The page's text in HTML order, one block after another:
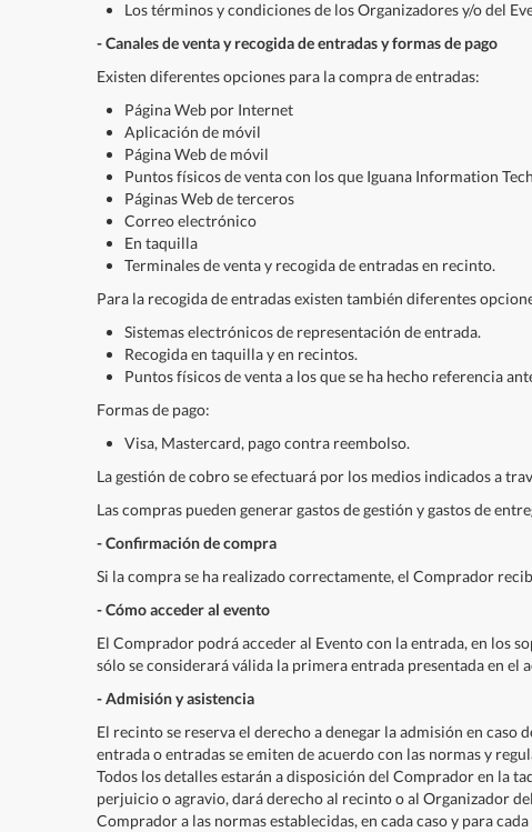
Los términos y condiciones de los Organizadores y/o del
- Canales de venta y recogida de entradas y formas de pago
Existen diferentes opciones para la compra de entradas:
Página Web por Internet
Aplicación de móvil
Página Web de móvil
Puntos físicos de venta con los que Iguana Information
Páginas Web de terceros
Correo electrónico
En taquilla
Terminales de venta y recogida de entradas en recinto.
Para la recogida de entradas existen también diferentes
Sistemas electrónicos de representación de entrada.
Recogida en taquilla y en recintos.
Puntos físicos de venta a los que se ha hecho referencia
Formas de pago:
Visa, Mastercard, pago contra reembolso.
La gestión de cobro se efectuará por los medios indicados a
Las compras pueden generar gastos de gestión y gastos de
- Confirmación de compra
Si la compra se ha realizado correctamente, el Comprador
- Cómo acceder al evento
El Comprador podrá acceder al Evento con la entrada, en los
sólo se considerará válida la primera entrada presentada en
- Admisión y asistencia
El recinto se reserva el derecho a denegar la admisión en
entrada o entradas se emiten de acuerdo con las normas y
Todos los detalles estarán a disposición del Comprador en la
perjuicio o agravio, dará derecho al recinto o al Organizador
Comprador a las normas establecidas, en cada caso y para